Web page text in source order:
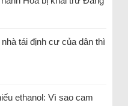
tái định cư của dân thì
ethanol: Vì sao cam